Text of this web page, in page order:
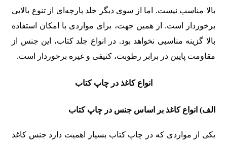
بالا مناسب نیست. اما از سوی دیگر جلد پارچه‌ای از تنوع بالایی
برخوردار است. از همین جهت، برای مواردی با امکان استفاده
بالا گزینه مناسبی نخواهد بود. در انواع جلد کتاب، این جنس از
مقاومت پایین در برابر رطوبت، کثیفی و غیره برخوردار است.
انواع کاغذ در چاپ کتاب
الف) انواع کاغذ بر اساس جنس در چاپ کتاب
یکی از مواردی که در چاپ کتاب بسیار اهمیت دارد جنس کاغذ